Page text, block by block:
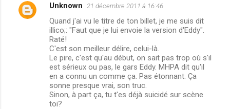
Unknown 21 décembre 2011 à 16:46
Quand j'ai vu le titre de ton billet, je me suis dit
illico;: "Faut que je lui envoie la version d'Eddy".
Raté!
C'est son meilleur délire, celui-là.
Le pire, c'est qu'au début, on sait pas trop où s'il
est sérieux ou pas, le gars Eddy. MHPA dit qu'il
en a connu un comme ça. Pas étonnant. Ça
sonne presque vrai, son truc.
Sinon, à part ça, tu t'es déjà suicidé sur scène
toi?